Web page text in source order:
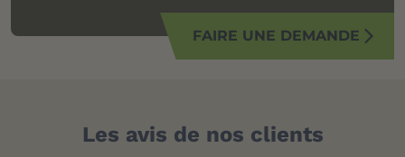
FAIRE UNE DEMANDE arrow_forward_ios
Les avis de nos clients